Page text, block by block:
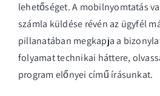
lehetőséget. A mobilnyomtatás
számla küldése révén az ügyfél
pillanatában megkapja a
folyamat technikai háttere,
program előnyei című írásunkat.